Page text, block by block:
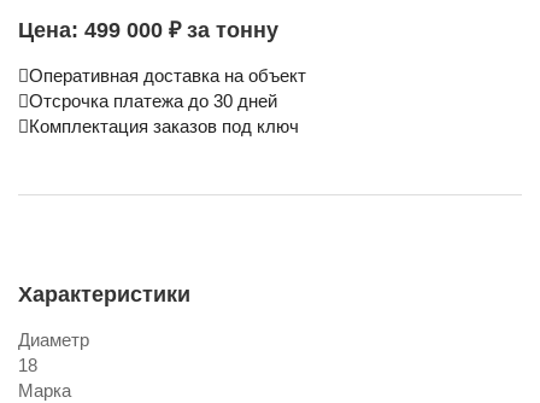
Цена: 499 000 ₽ за тонну
Оперативная доставка на объект
Отсрочка платежа до 30 дней
Комплектация заказов под ключ
Характеристики
Диаметр
18
Марка